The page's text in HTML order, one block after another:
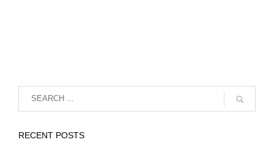
RECENT POSTS